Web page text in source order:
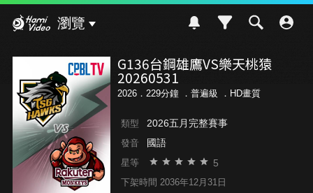
瀏覽
G136台鋼雄鷹VS樂天桃猿
20260531
2026．229分鐘 ． 普遍級 ．HD畫質
類型 2026五月完整賽事
發音 國語
星等 5
下架時間 2036年12月31日